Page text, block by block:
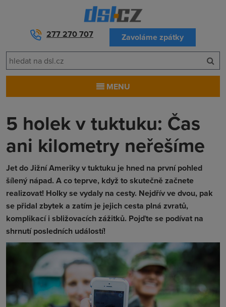
277 270 707 Zavoláme zpátky
MENU
5 holek v tuktuku: Čas
ani kilometry neřešíme
Jet do Jižní Ameriky v tuktuku je hned na první pohled
šílený nápad. A co teprve, když to skutečně začnete
realizovat! Holky se vydaly na cesty. Nejdřív ve dvou, pak
se přidal zbytek a zatím je jejich cesta plná zvratů,
komplikací i sbližovacích zážitků. Pojďte se podívat na
shrnutí posledních událostí!